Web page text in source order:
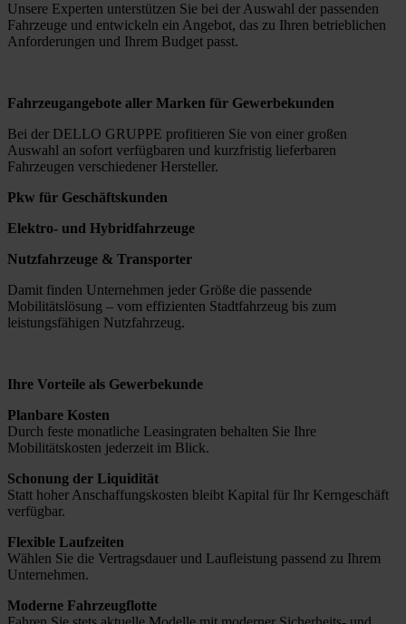
Unsere Experten unterstützen Sie bei der Auswahl der passenden
Fahrzeuge und entwickeln ein Angebot, das zu Ihren betrieblichen
Anforderungen und Ihrem Budget passt.
Fahrzeugangebote aller Marken für Gewerbekunden
Bei der DELLO GRUPPE profitieren Sie von einer großen
Auswahl an sofort verfügbaren und kurzfristig lieferbaren
Fahrzeugen verschiedener Hersteller.
Pkw für Geschäftskunden
Elektro- und Hybridfahrzeuge
Nutzfahrzeuge & Transporter
Damit finden Unternehmen jeder Größe die passende
Mobilitätslösung – vom effizienten Stadtfahrzeug bis zum
leistungsfähigen Nutzfahrzeug.
Ihre Vorteile als Gewerbekunde
Planbare Kosten
Durch feste monatliche Leasingraten behalten Sie Ihre
Mobilitätskosten jederzeit im Blick.
Schonung der Liquidität
Statt hoher Anschaffungskosten bleibt Kapital für Ihr Kerngeschäft
verfügbar.
Flexible Laufzeiten
Wählen Sie die Vertragsdauer und Laufleistung passend zu Ihrem
Unternehmen.
Moderne Fahrzeugflotte